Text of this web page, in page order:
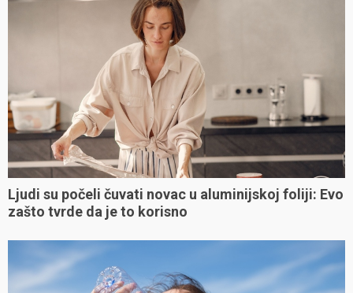
Ljudi su počeli čuvati novac u aluminijskoj foliji: Evo
zašto tvrde da je to korisno